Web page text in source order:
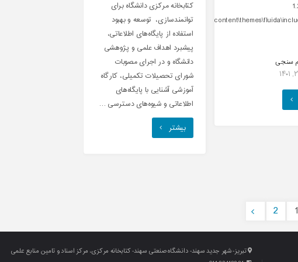
کتابخانه مرکزی دانشگاه برای
توانمندسازی، توسعه و بهبود
استفاده از پایگاه‌های اطلاعاتی،
پیشبرد اهداف علمی و پژوهشی
دانشگاه و در اجرای مصوبات
شورای تحصیلات تکمیلی، کارگاه
آموزشی آشنایی با پایگاه‌های
اطلاعاتی و شیوه‌های دسترسی …
بیشتر "دوره
سنجی
"ساختار
1
2
تبریز- شهر جدید سهند- دانشگاه صنعتی سهند- کتابخانه مرکزی، مرکز اسناد و تامین منابع علمی